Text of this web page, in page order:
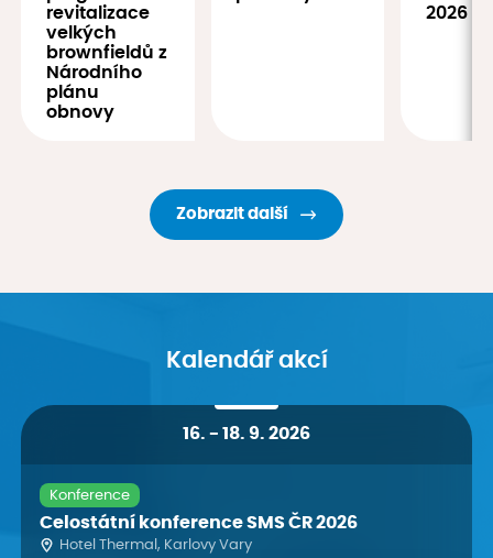
revitalizace
velkých
brownfieldů z
Národního
plánu
obnovy
2026
Zobrazit další
Kalendář akcí
16. - 18. 9. 2026
Konference
Celostátní konference SMS ČR 2026
Hotel Thermal, Karlovy Vary